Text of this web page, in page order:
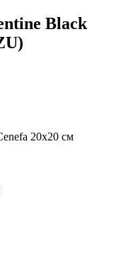
Black
20x20 см